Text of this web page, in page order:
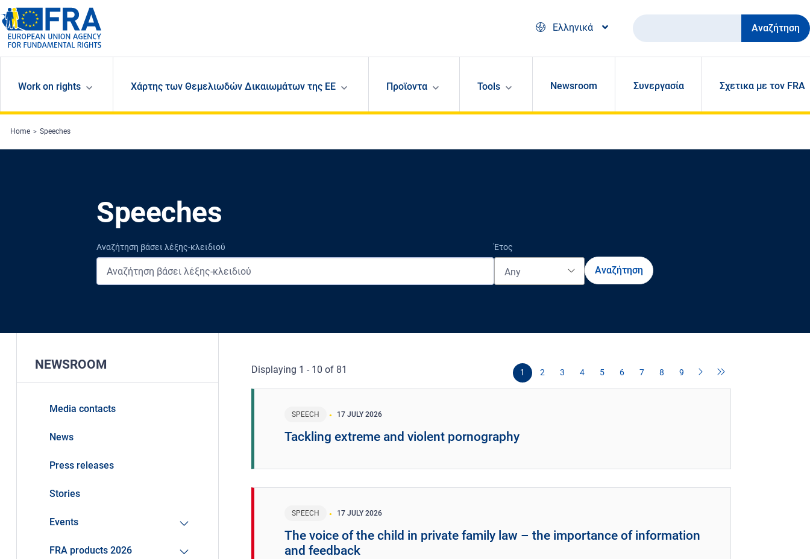
Skip to main content
Ελληνικά
Αναζήτηση
Work on rights Χάρτης των Θεμελιωδών Δικαιωμάτων της ΕΕ Προϊοντα Tools Newsroom Συνεργασία Σχετικα με τον FRA
Home Speeches
Speeches
Αναζήτηση βάσει λέξης-κλειδιού Έτος
Any
Displaying 1 - 10 of 81 1 2 3 4 5 6 7 8 9
SPEECH 17 JULY 2026
Tackling extreme and violent pornography
SPEECH 17 JULY 2026
The voice of the child in private family law – the importance of information
and feedback
NEWSROOM
Media contacts
News
Press releases
Stories
Events
FRA products 2026